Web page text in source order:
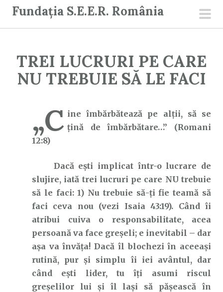
Fundația S.E.E.R. România
TREI LUCRURI PE CARE
NU TREBUIE SĂ LE FACI
„C ine îmbărbătează pe alţii, să se
ţină de îmbărbătare…” (Romani
12:8)
Dacă ești implicat într-o lucrare de
slujire, iată trei lucruri pe care NU trebuie
să le faci: 1) Nu trebuie să-ți fie teamă să
faci ceva nou (vezi Isaia 43:19). Când îi
atribui cuiva o responsabilitate, acea
persoană va face greșeli; e inevitabil – dar
așa va învăța! Dacă îl blochezi în aceeași
rutină, pur și simplu îi iei avântul, dar
când ești lider, tu îți asumi riscul
greșelilor lui și îl lași să pășească în